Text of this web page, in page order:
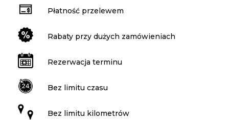
Płatność przelewem
Rabaty przy dużych zamówieniach
Rezerwacja terminu
Bez limitu czasu
Bez limitu kilometrów